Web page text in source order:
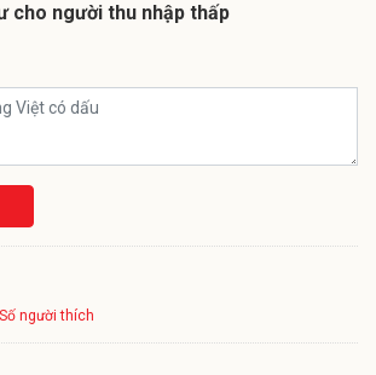
cho người thu nhập thấp
Số người thích